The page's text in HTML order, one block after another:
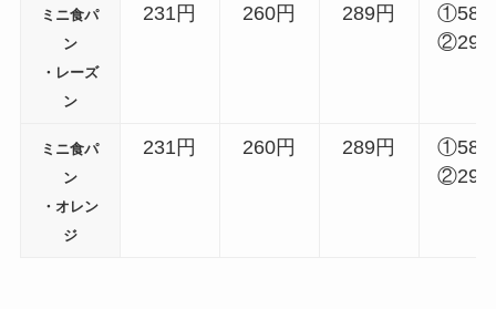
ミニ食パ
ン
・レーズ
ン
231円 260円 289円
①58
②29
ミニ食パ
ン
・オレン
ジ
231円 260円 289円
①58
②29